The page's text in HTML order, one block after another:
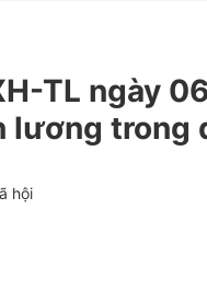
TL ngày
lương
hội